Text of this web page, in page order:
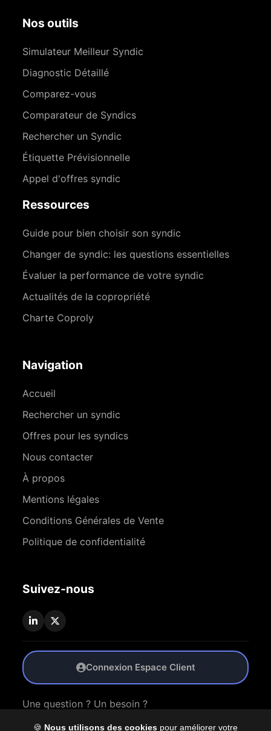
🍪 Nous utilisons des cookies pour améliorer votre
Nos outils
Simulateur Meilleur Syndic
Diagnostic Détaillé
Comparez-vous
Comparateur de Syndics
Rechercher un Syndic
Étiquette Prévisionnelle
Appel d'offres syndic
Ressources
Guide pour bien choisir son syndic
Changer de syndic: les questions essentielles
Évaluer la performance de votre syndic
Actualités de la copropriété
Charte Coproly
Navigation
Accueil
Rechercher un syndic
Offres pour les syndics
Nous contacter
À propos
Mentions légales
Conditions Générales de Vente
Politique de confidentialité
Suivez-nous
Connexion Espace Client
Une question ? Un besoin ?